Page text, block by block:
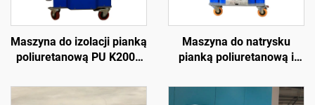
Maszyna do izolacji pianką
poliuretanową PU K2000
Maszyna do natrysku
pianką poliuretanową i
certyfikatem CE